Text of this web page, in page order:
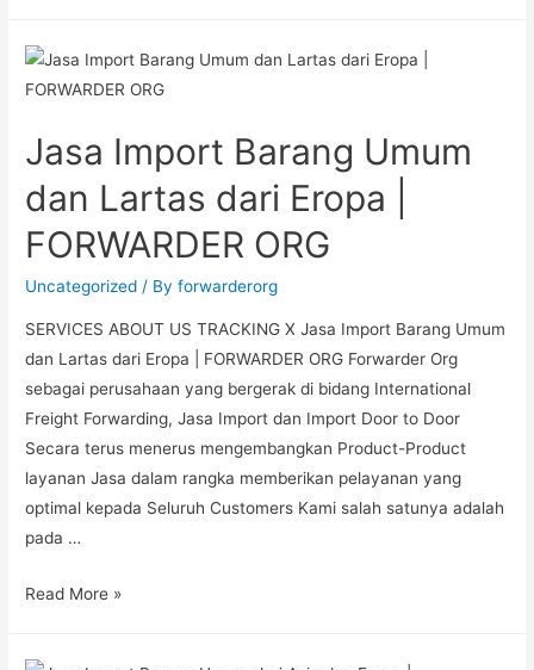
Jasa Import Barang Umum
dan Lartas dari Eropa |
FORWARDER ORG
Uncategorized / Byforwarderorg
SERVICES ABOUT US TRACKING X Jasa Import Barang Umum
dan Lartas dari Eropa | FORWARDER ORG Forwarder Org
sebagai perusahaan yang bergerak di bidang International
Freight Forwarding, Jasa Import dan Import Door to Door
Secara terus menerus mengembangkan Product-Product
layanan Jasa dalam rangka memberikan pelayanan yang
optimal kepada Seluruh Customers Kami salah satunya adalah
pada …
Read More »